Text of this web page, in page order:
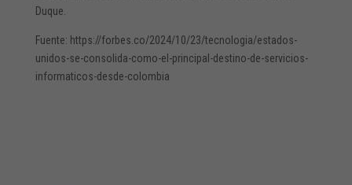
Duque.
Fuente: https://forbes.co/2024/10/23/tecnologia/estados-
unidos-se-consolida-como-el-principal-destino-de-servicios-
informaticos-desde-colombia